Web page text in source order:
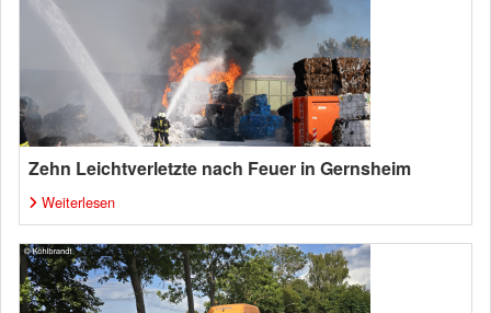
Zehn Leichtverletzte nach Feuer in Gernsheim
Weiterlesen